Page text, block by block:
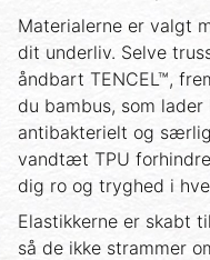
Materialerne er valgt
dit underliv. Selve
åndbart TENCEL™,
du bambus, som
antibakterielt og
vandtæt TPU
dig ro og tryghed i
Elastikkerne er skabt
så de ikke strammer